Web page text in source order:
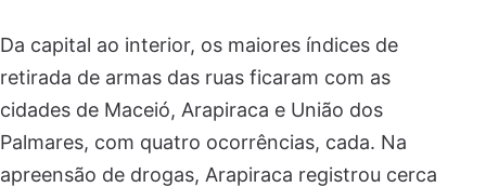
Da capital ao interior, os maiores índices de
retirada de armas das ruas ficaram com as
cidades de Maceió, Arapiraca e União dos
Palmares, com quatro ocorrências, cada. Na
apreensão de drogas, Arapiraca registrou cerca